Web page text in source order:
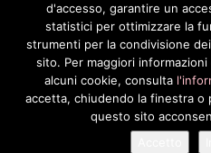
Da vivere
Cookie Policy
Privacy Policy
d'accesso, garantire un
statistici per ottimizzare la
strumenti per la condivisione
sito. Per maggiori
alcuni cookie, consulta
accetta, chiudendo la finestra o
questo sito